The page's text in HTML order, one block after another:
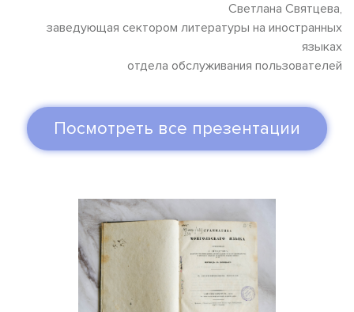
Светлана Святцева,
заведующая сектором литературы на иностранных
языках
отдела обслуживания пользователей
Посмотреть все презентации